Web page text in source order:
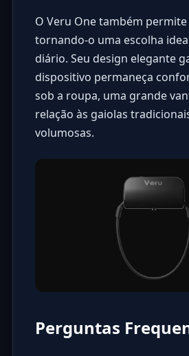
O Veru One também
tornando-o uma escolha
diário. Seu design elegante
dispositivo permaneça
sob a roupa, uma grande
relação às gaiolas
volumosas.
Perguntas